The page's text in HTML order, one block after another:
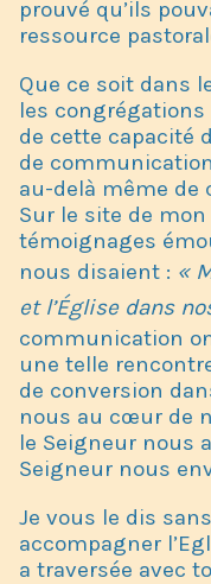
prouvé qu’ils
ressource
Que ce soit dans
les
de cette capacité
de
au-delà même de
Sur le site de
témoignages
nous disaient : «
et l’Église dans
communication
une telle
de conversion
nous au cœur de
le Seigneur nous
Seigneur nous
Je vous le dis
accompagner
a traversée avec